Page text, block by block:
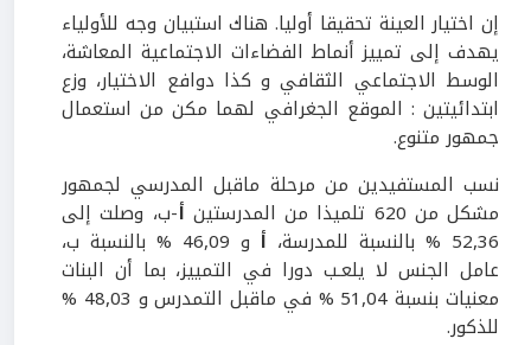
إن اختيار العينة تحقيقا أوليا. هناك استبيان وجه للأولياء
يهدف إلى تمييز أنماط الفضاءات الاجتماعية المعاشة،
الوسط الاجتماعي الثقافي و كذا دوافع الاختيار، وزع
ابتدائيتين : الموقع الجغرافي لهما مكن من استعمال
جمهور متنوع.
نسب المستفيدين من مرحلة ماقبل المدرسي لجمهور
مشكل من 620 تلميذا من المدرستين
أ-ب، وصلت إلى
52,36 % بالنسبة للمدرسة،
أ
و 46,09 % بالنسبة ب،
عامل الجنس لا يلعـب دورا في التمييز، بما أن البنات
معنيات بنسبة 51,04 % في ماقبل التمدرس و 48,03 %
للذكور.